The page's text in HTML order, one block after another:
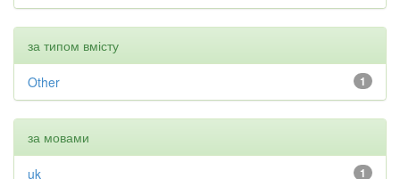
за типом вмісту
1
Other
за мовами
1
uk